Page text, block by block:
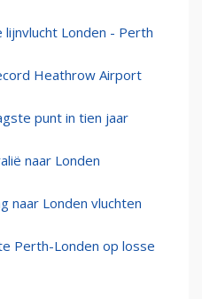
lijnvlucht Londen - Perth
Heathrow Airport
punt in tien jaar
naar Londen
naar Londen vluchten
Perth-Londen op losse